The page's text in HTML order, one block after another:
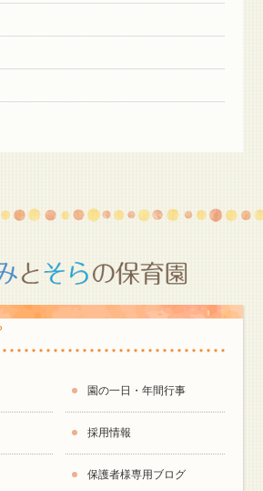
園の一日・年間行事
採用情報
保護者様専用ブログ